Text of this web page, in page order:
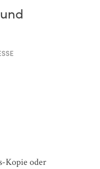
Kopie oder